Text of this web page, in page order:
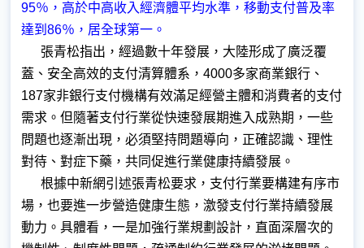
95％，高於中高收入經濟體平均水準，移動支付普及率
達到86％，居全球第一。
張青松指出，經過數十年發展，大陸形成了廣泛覆
蓋、安全高效的支付清算體系，4000多家商業銀行、
187家非銀行支付機構有效滿足經營主體和消費者的支付
需求。但隨著支付行業從快速發展期進入成熟期，一些
問題也逐漸出現，必須堅持問題導向，正確認識、理性
對待、對症下藥，共同促進行業健康持續發展。
根據中新網引述張青松要求，支付行業要構建有序市
場，也要進一步營造健康生態，激發支付行業持續發展
動力。具體看，一是加強行業規劃設計，直面深層次的